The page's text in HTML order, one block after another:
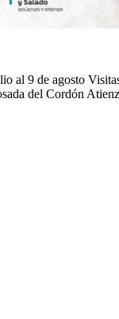
al 9 de agosto
del Cordón